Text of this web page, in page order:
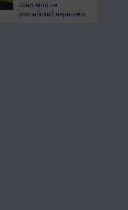
повлияло на
российский чернозём